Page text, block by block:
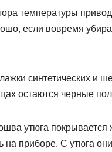
температуры
если вовремя
синтетических и
остаются черные
утюга
приборе. С утюга